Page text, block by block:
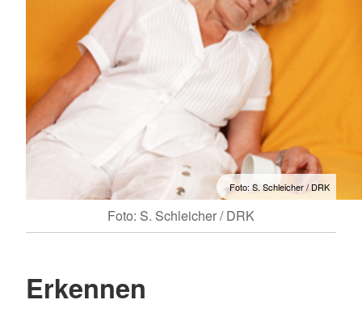
Foto: S. Schleicher / DRK
Foto: S. Schleicher / DRK
Erkennen